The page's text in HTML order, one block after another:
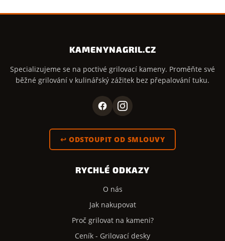
KAMENYNAGRIL.CZ
Specializujeme se na poctivé grilovací kameny. Proměňte své
běžné grilování v kulinářský zážitek bez přepalování tuku.
↩ ODSTOUPIT OD SMLOUVY
RYCHLÉ ODKAZY
O nás
Jak nakupovat
Proč grilovat na kameni?
Ceník - Grilovací desky